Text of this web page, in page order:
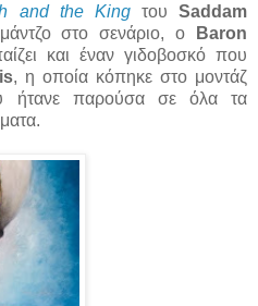
and the Kingτου Saddam
στο σενάριο, ο
Baron
και έναν γιδοβοσκό που
, η οποία κόπηκε στο μοντάζ
ήτανε παρούσα σε όλα τα